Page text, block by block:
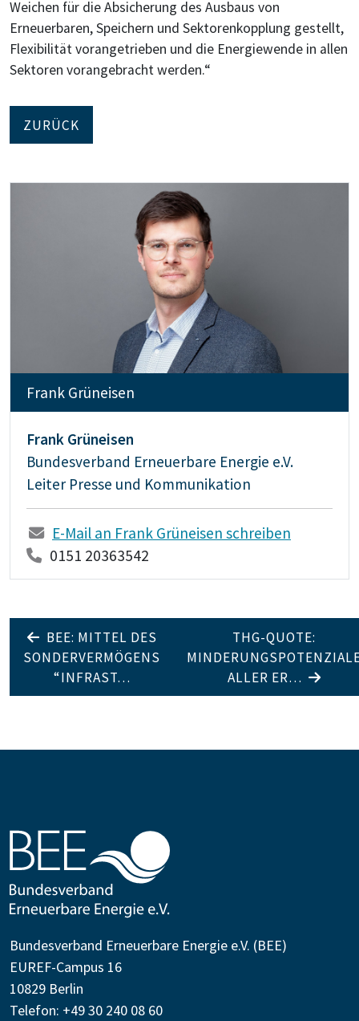
Weichen für die Absicherung des Ausbaus von
Erneuerbaren, Speichern und Sektorenkopplung gestellt,
Flexibilität vorangetrieben und die Energiewende in allen
Sektoren vorangebracht werden.“
ZURÜCK
Frank Grüneisen
Frank Grüneisen
Bundesverband Erneuerbare Energie e.V.
Leiter Presse und Kommunikation
E-Mail an Frank Grüneisen schreiben
0151 20363542
BEE: MITTEL DES
SONDERVERMÖGENS
“INFRAST…
THG-QUOTE:
ALLER ER…
Bundesverband Erneuerbare Energie e.V. (BEE)
EUREF-Campus 16
10829 Berlin
Telefon: +49 30 240 08 60